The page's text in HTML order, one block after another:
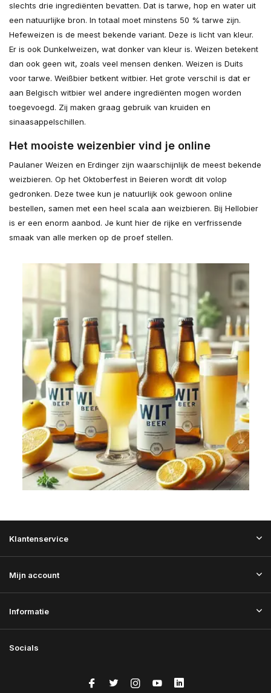
slechts drie ingrediënten bevatten. Dat is tarwe, hop en water uit
een natuurlijke bron. In totaal moet minstens 50 % tarwe zijn.
Hefeweizen is de meest bekende variant. Deze is licht van kleur.
Er is ook Dunkelweizen, wat donker van kleur is. Weizen betekent
dan ook geen wit, zoals veel mensen denken. Weizen is Duits
voor tarwe. Weißbier betkent witbier. Het grote verschil is dat er
aan Belgisch witbier wel andere ingrediënten mogen worden
toegevoegd. Zij maken graag gebruik van kruiden en
sinaasappelschillen.
Het mooiste weizenbier vind je online
Paulaner Weizen en Erdinger zijn waarschijnlijk de meest bekende
weizbieren. Op het Oktoberfest in Beieren wordt dit volop
gedronken. Deze twee kun je natuurlijk ook gewoon online
bestellen, samen met een heel scala aan weizbieren. Bij Hellobier
is er een enorm aanbod. Je kunt hier de rijke en verfrissende
smaak van alle merken op de proef stellen.
Klantenservice
Mijn account
Informatie
Socials